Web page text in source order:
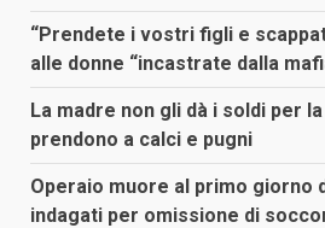
“Prendete i vostri figli e
alle donne “incastrate dalla
La madre non gli dà i soldi per
prendono a calci e pugni
Operaio muore al primo giorno
indagati per omissione di